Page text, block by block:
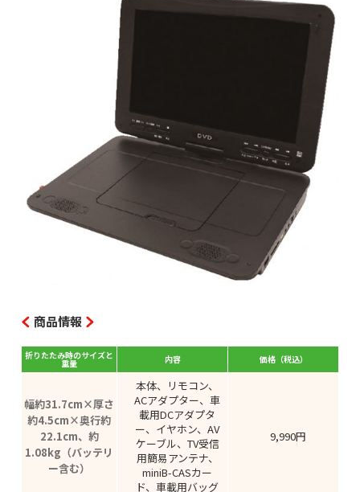
商品情報
折りたたみ時のサイズと
重量 内容 価格（税込）
幅約31.7cm×厚さ
約4.5cm×奥行約
22.1cm、約
1.08kg（バッテリ
ー含む）
本体、リモコン、
ACアダプター、車
載用DCアダプタ
ー、イヤホン、AV
ケーブル、TV受信
用簡易アンテナ、
miniB-CASカー
ド、車載用バッグ
9,990円